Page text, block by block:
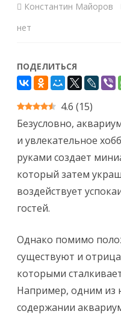
Константин Майоров
нет
ПОДЕЛИТЬСЯ
4.6 (15)
Безусловно,
и увлекательное
руками создает
который затем
воздействует
гостей.
Однако помимо
существуют и
которыми
Например, одним из
содержании